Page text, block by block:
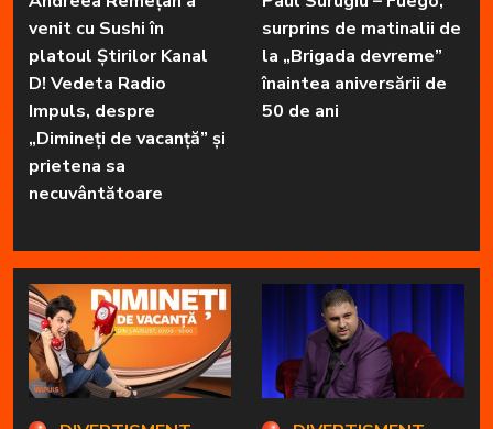
venit cu Sushi în
platoul Știrilor Kanal
D! Vedeta Radio
Impuls, despre
„Dimineți de vacanță” și
prietena sa
necuvântătoare
surprins de matinalii de
la „Brigada devreme”
înaintea aniversării de
50 de ani